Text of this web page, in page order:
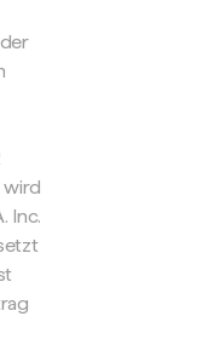
wird
Inc.